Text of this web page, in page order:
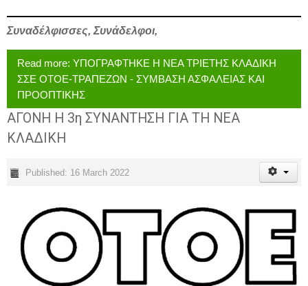
Συναδέλφισσες, Συνάδελφοι,
Read more: ΥΠΟΓΡΑΦΤΗΚΕ Η ΝΕΑ ΤΡΙΕΤΗΣ ΚΛΑΔΙΚΗ
ΣΣΕ ΟΤΟΕ-ΤΡΑΠΕΖΩΝ - ΣΥΜΒΑΣΗ ΑΣΦΑΛΕΙΑΣ ΚΑΙ
ΠΡΟΟΠΤΙΚΗΣ
ΑΓΟΝΗ Η 3η ΣΥΝΑΝΤΗΣΗ ΓΙΑ ΤΗ ΝΕΑ
ΚΛΑΔΙΚΗ
Published: 16 March 2022